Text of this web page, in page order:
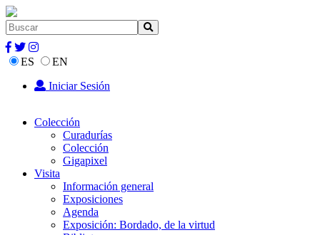
ES
EN
Iniciar Sesión
Colección
Curadurías
Colección
Gigapixel
Visita
Información general
Exposiciones
Agenda
Exposición: Bordado, de la virtud